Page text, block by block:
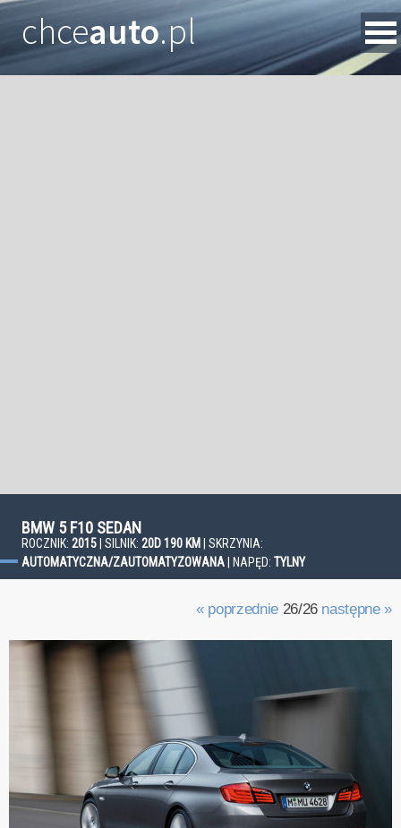
chceauto.pl
BMW 5 F10 SEDAN
ROCZNIK: 2015 | SILNIK: 20D 190 KM
| SKRZYNIA:
AUTOMATYCZNA/ZAUTOMATYZOWANA | NAPĘD: TYLNY
« poprzednie26/26 następne »